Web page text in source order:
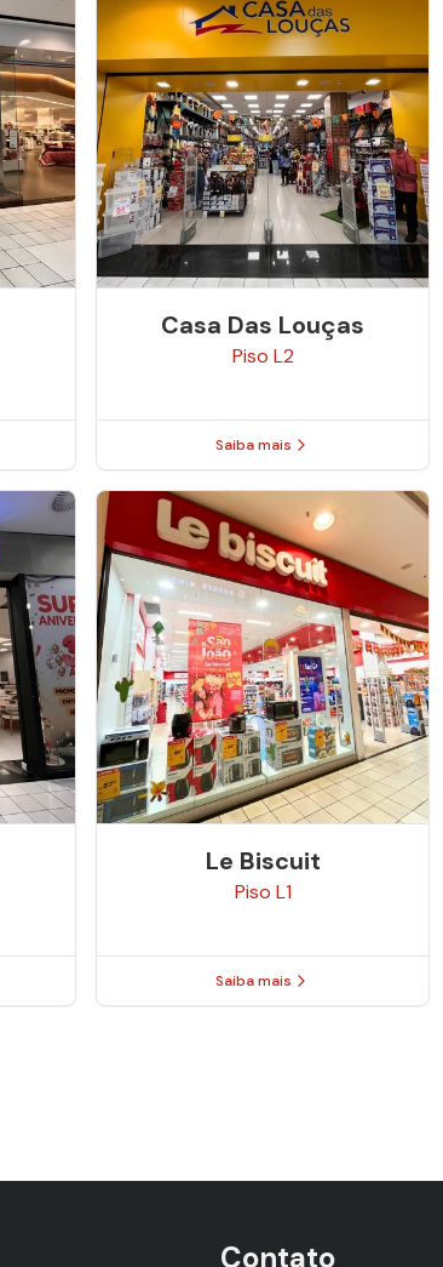
Casa Das Louças
Piso L2
Saiba mais
Le Biscuit
Piso L1
Saiba mais
Contato